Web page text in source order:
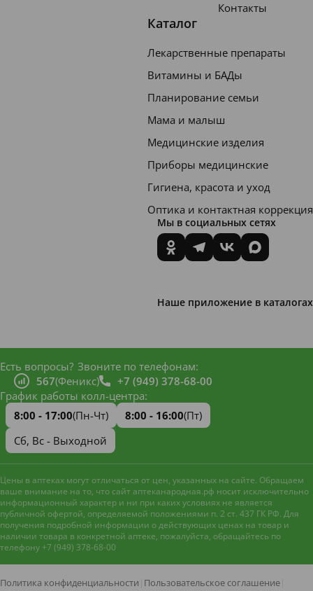
Контакты
Каталог
Лекарственные препараты
Витамины и БАДы
Планирование семьи
Мама и малыш
Медицинские изделия
Приборы медицинские
Гигиена, красота и уход
Оптика и контактная коррекция
Мы в социальных сетях
Наше приложение в каталогах
Есть вопросы? Звоните по телефонам:
567(Феникс)
+7 (949) 378-68-00
График работы колл-центра:
8:00 - 17:00(Пн-Чт) 8:00 - 16:00(Пт)
Сб, Вс - Выходной
Цены в аптеках могут отличаться от цен, указанных на сайте. Обращаем
ваше внимание на то, что сайт аптеканародная.рф носит исключительно
информационный характер и ни при каких условиях не является
публичной офертой, определяемой положениями п. 2 ст. 437 ГК РФ. Для
получения подробной информации о действующих ценах на товар и
наличии товара в конкретной аптеке, пожалуйста, обращайтесь по
телефону +7 (949) 378-68-00
Политика конфиденциальности Пользовательское соглашение
Наш сайт использует файлы
улучшения работы и анализа